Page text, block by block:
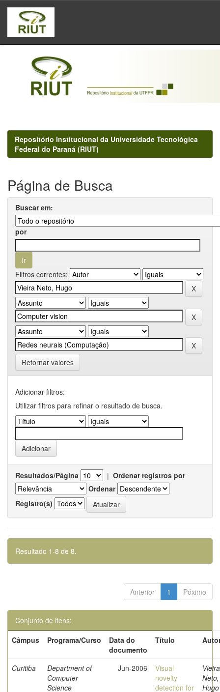
Skip
navigation
Repositório Institucional da Universidade Tecnológica
Federal do Paraná (RIUT)
Página de Busca
Buscar em:
por
Filtros correntes:
Retornar valores
Adicionar filtros:
Utilizar filtros para refinar o resultado de busca.
Resultados/Página | Ordenar registros por
Ordenar
Registro(s)
Resultado 1-8 de 8.
Anterior 1 Póximo
Conjunto de itens:
Câmpus
Programa/Curso
Data do
documento
Título
Curitiba
Department of
Computer
Science
Jun-2006
Visual
novelty
detection for
Vieira
Neto,
Hugo